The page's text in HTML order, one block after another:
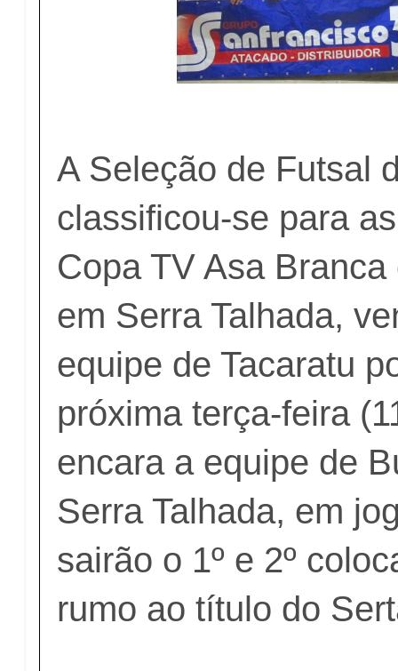
A Seleção de Futsal
classificou-se para
Copa TV Asa
em Serra Talhada,
equipe de Tacaratu
próxima terça-feira
encara a equipe de
Serra Talhada, em
sairão o 1º e 2º
rumo ao título do